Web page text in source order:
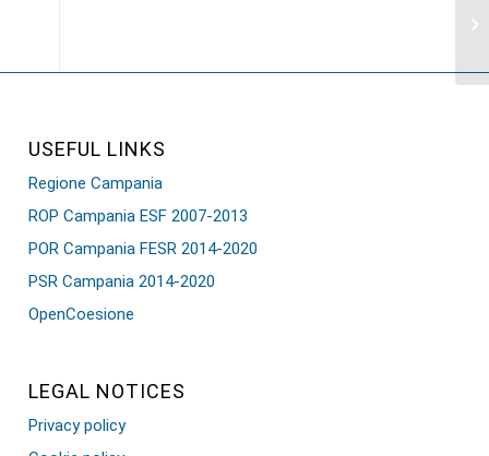
USEFUL LINKS
Regione Campania
ROP Campania ESF 2007-2013
POR Campania FESR 2014-2020
PSR Campania 2014-2020
OpenCoesione
LEGAL NOTICES
Privacy policy